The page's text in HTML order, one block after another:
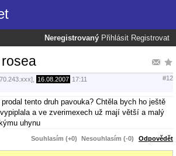
Neregistrovaný Přihlásit Registrovat
16.08.2007 17:11 #12
tento druh pavouka? Chtěla bych ho ještě
a ve zverimexech už mají větší a malý
uhynu
Souhlasím (+0) Nesouhlasím (-0) Odpovědět